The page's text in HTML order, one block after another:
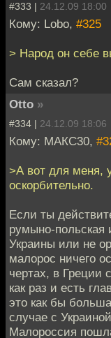
#333 | 24.12.09 18:00
Кому: Lobo, #325
> Народ он себе
Сам сказал?
Otto »
#334 | 24.12.09 18:06
Кому: МАКС30,
>А вот для меня,
оскорбительно.
Если ты
румыно-польская
Украины или не
малорос ничего
чертах, в Греции
как раз и есть
это как бы
случае с
Малороссия